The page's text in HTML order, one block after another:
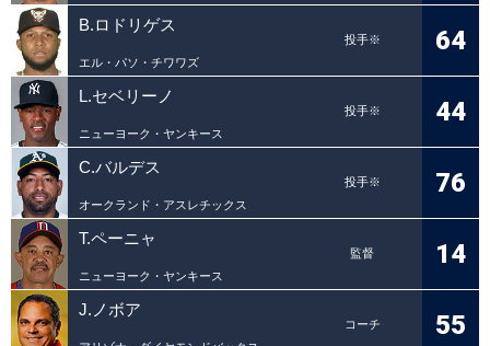
B.ロドリゲス
投手※
エル・パソ・チワワズ
64
L.セベリーノ
投手※
ニューヨーク・ヤンキース
44
C.バルデス
投手※
オークランド・アスレチックス
76
T.ペーニャ
監督
ニューヨーク・ヤンキース
14
J.ノボア
コーチ
55